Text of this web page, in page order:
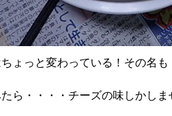
ょっと変わっている！その名も
ら・・・・チーズの味しかし